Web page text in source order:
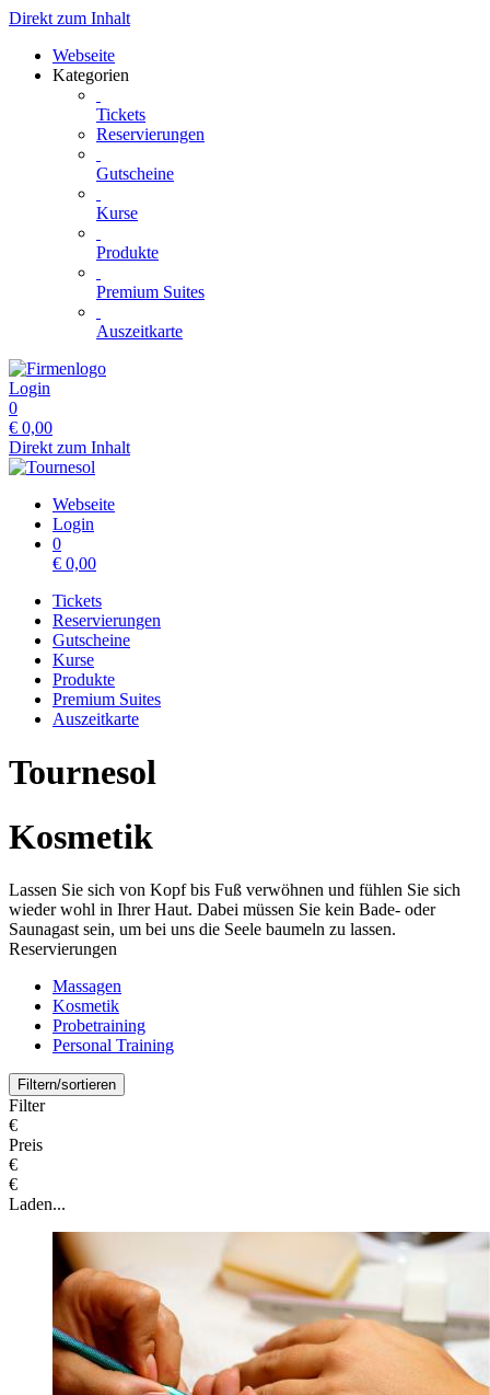
Direkt zum Inhalt
Webseite
Kategorien
Tickets
Reservierungen
Gutscheine
Kurse
Produkte
Premium Suites
Auszeitkarte
Login
0
€ 0,00
Direkt zum Inhalt
Webseite
Login
0
€ 0,00
Tickets
Reservierungen
Gutscheine
Kurse
Produkte
Premium Suites
Auszeitkarte
Tournesol
Kosmetik
Lassen Sie sich von Kopf bis Fuß verwöhnen und fühlen Sie sich
wieder wohl in Ihrer Haut. Dabei müssen Sie kein Bade- oder
Saunagast sein, um bei uns die Seele baumeln zu lassen.
Reservierungen
Massagen
Kosmetik
Probetraining
Personal Training
Filtern/sortieren
Filter
€
Preis
€
€
Laden...